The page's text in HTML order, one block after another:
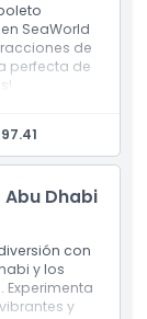
SeaWorld
de
perfecta de
y
Dhabi
con
y los
Experimenta
y